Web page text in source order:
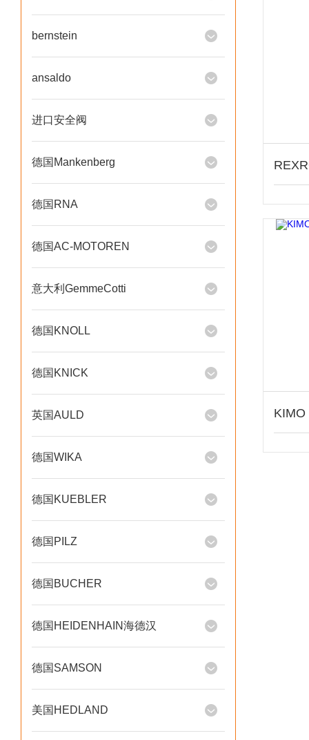
bernstein
ansaldo
进口安全阀
德国Mankenberg
德国RNA
德国AC-MOTOREN
意大利GemmeCotti
德国KNOLL
德国KNICK
英国AULD
德国WIKA
德国KUEBLER
德国PILZ
德国BUCHER
德国HEIDENHAIN海德汉
德国SAMSON
美国HEDLAND